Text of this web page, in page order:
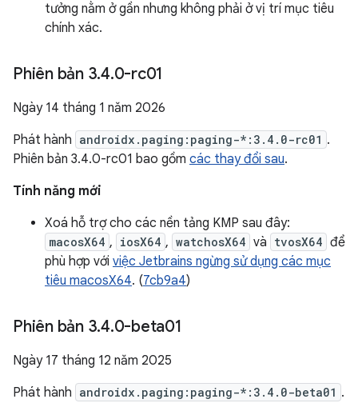
tưởng nằm ở gần nhưng không phải ở vị trí mục tiêu
chính xác.
Phiên bản 3.4.0-rc01
Ngày 14 tháng 1 năm 2026
Phát hành androidx.paging:paging-*:3.4.0-rc01 .
Phiên bản 3.4.0-rc01 bao gồm các thay đổi sau.
Tính năng mới
Xoá hỗ trợ cho các nền tảng KMP sau đây:
macosX64 , iosX64 , watchosX64 và tvosX64 để
phù hợp với việc Jetbrains ngừng sử dụng các mục
tiêu macosX64. (7cb9a4)
Phiên bản 3.4.0-beta01
Ngày 17 tháng 12 năm 2025
Phát hành androidx.paging:paging-*:3.4.0-beta01 .